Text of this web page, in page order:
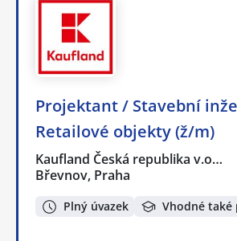
Projektant / Stavební
Retailové objekty (ž/m)
Kaufland Česká republika v.o…
Břevnov, Praha
Plný úvazek Vhodné také